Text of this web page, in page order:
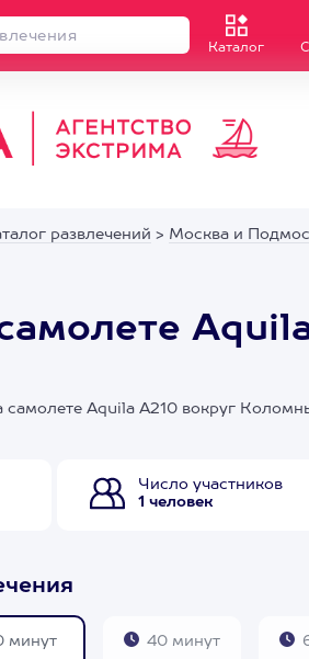
Каталог
развлечений > Москва и
самолете Aquila A210 вокруг
Число участников
1 человек
минут 40 минут